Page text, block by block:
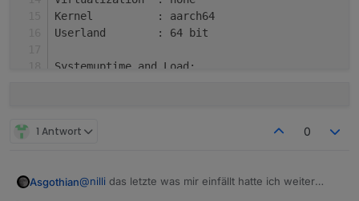
Kernel          : aarch64
Userland        : 64 bit
Systemuptime and Load:
1 Antwort 0
Asgothian@nilli das letzte was mir einfällt hatte ich weiter